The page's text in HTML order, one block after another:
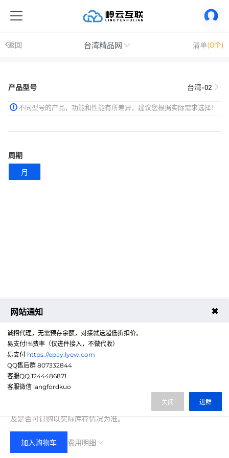
返回 台湾精品网 清单(0个)
产品型号 台湾-02
不同型号的产品，功能和性能有所差异，建议您根据实际需求选择！
周期
月
费用合计： 1699.00
注：以上是参考价格，具体扣费请以实际下单结果为准，具体资源
及是否可订购以实际库存情况为准。
费用明细
加入购物车
网站通知 ✖
诚招代理，无需预存余额，对接就送超低折扣价。
易支付1%费率（仅进件接入，不做代收）
易支付 https://epay.lyew.com
QQ售后群 807332844
客服QQ 1244486871
客服微信 langfordkuo
进群
关闭